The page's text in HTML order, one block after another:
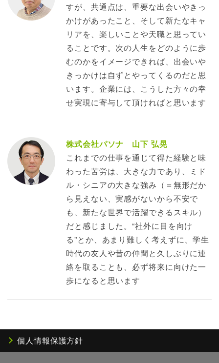
すが、共通点は、重要な出会いやきっ
かけがあったこと、そして新たなキャ
リアを、楽しいことや天職と思ってい
ることです。次の人生をどのように歩
むのかをイメージできれば、出会いや
きっかけは自ずとやってくるのだと思
います。企業には、こうした方々の幸
せ実現に寄与して頂ければと思います
株式会社パソナ 山下 弘晃
これまでの仕事を通じて得た経験と味
わった苦労は、大きな力であり、ミド
ル・シニアの大きな強み（＝無形だか
ら見えない、実感がないから不安で
も、新たな世界で活躍できるスキル）
だと感じました。“社外に目を向け
る”とか、あまり難しく考えずに、学生
時代の友人や昔の仲間と久しぶりに連
絡を取ることも、必ず将来に向けた一
歩になると思います
個人情報保護方針